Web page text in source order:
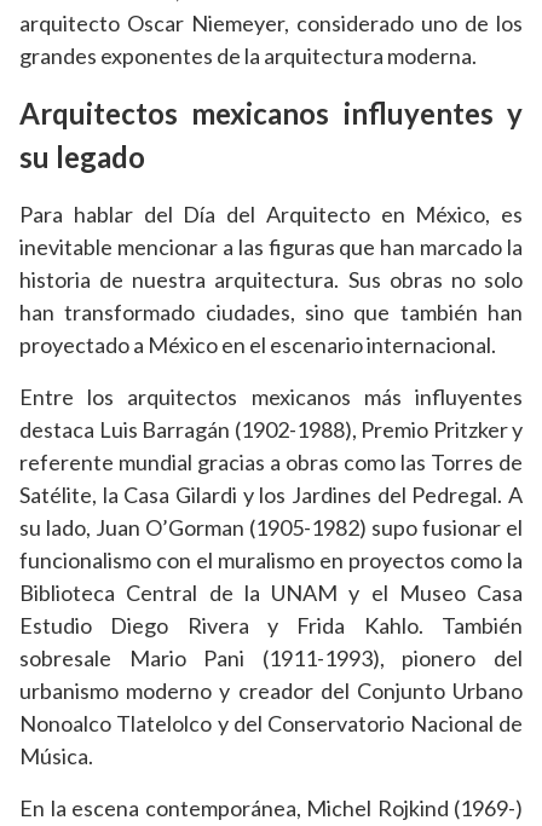
arquitecto Oscar Niemeyer, considerado uno de los
grandes exponentes de la arquitectura moderna.
Arquitectos mexicanos influyentes y
su legado
Para hablar del Día del Arquitecto en México, es
inevitable mencionar a las figuras que han marcado la
historia de nuestra arquitectura. Sus obras no solo
han transformado ciudades, sino que también han
proyectado a México en el escenario internacional.
Entre los arquitectos mexicanos más influyentes
destaca Luis Barragán (1902-1988), Premio Pritzker y
referente mundial gracias a obras como las Torres de
Satélite, la Casa Gilardi y los Jardines del Pedregal. A
su lado, Juan O’Gorman (1905-1982) supo fusionar el
funcionalismo con el muralismo en proyectos como la
Biblioteca Central de la UNAM y el Museo Casa
Estudio Diego Rivera y Frida Kahlo. También
sobresale Mario Pani (1911-1993), pionero del
urbanismo moderno y creador del Conjunto Urbano
Nonoalco Tlatelolco y del Conservatorio Nacional de
Música.
En la escena contemporánea, Michel Rojkind (1969-)